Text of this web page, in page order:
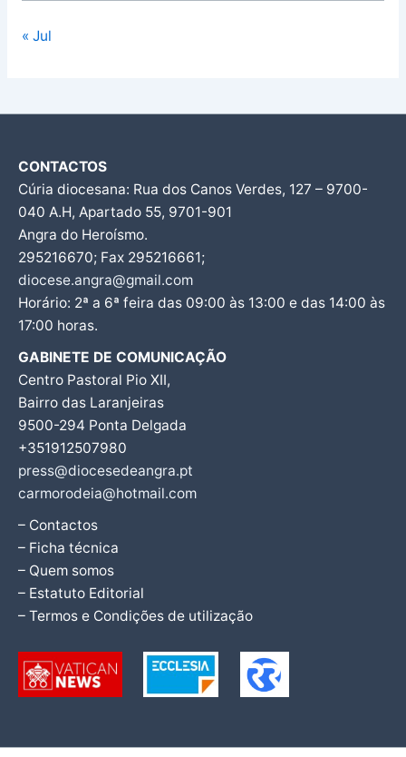
« Jul
CONTACTOS
Cúria diocesana: Rua dos Canos Verdes, 127 – 9700-
040 A.H, Apartado 55, 9701-901
Angra do Heroísmo.
295216670; Fax 295216661;
diocese.angra@gmail.com
Horário: 2ª a 6ª feira das 09:00 às 13:00 e das 14:00 às
17:00 horas.
GABINETE DE COMUNICAÇÃO
Centro Pastoral Pio XII,
Bairro das Laranjeiras
9500-294 Ponta Delgada
+351912507980
press@diocesedeangra.pt
carmorodeia@hotmail.com
– Contactos
– Ficha técnica
– Quem somos
– Estatuto Editorial
– Termos e Condições de utilização